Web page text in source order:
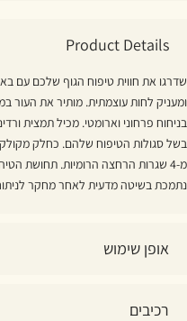
Product Details
שדרגו את חווית טיפוח הגוף שלכם עם
ומעניק לחות עוצמתית. מותיר את העור
בניחוח פרחוני וארומטי. מכיל תמצית
מ-4 שגרות הרחצה הרומיות. תחושת
נתמכת בשיטה מדעית לאחר מחקר
אופן שימוש
רכיבים